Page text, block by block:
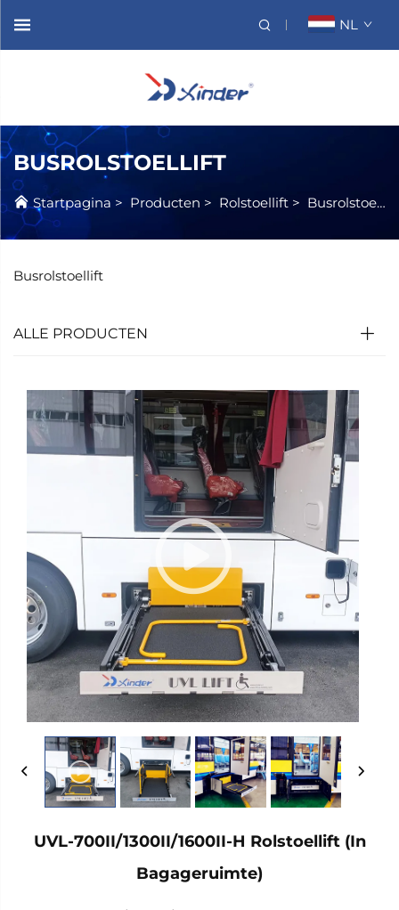
NL
BUSROLSTOELLIFT
Startpagina > Producten > Rolstoellift > Busrolstoellift
Busrolstoellift
ALLE PRODUCTEN
UVL-700II/1300II/1600II-H Rolstoellift (in
Bagageruimte)